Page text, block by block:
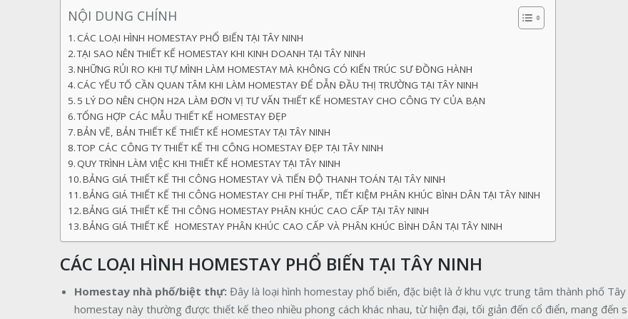
NỘI DUNG CHÍNH
CÁC LOẠI HÌNH HOMESTAY PHỔ BIẾN TẠI TÂY NINH
TẠI SAO NÊN THIẾT KẾ HOMESTAY KHI KINH DOANH TẠI TÂY NINH
NHỮNG RỦI RO KHI TỰ MÌNH LÀM HOMESTAY MÀ KHÔNG CÓ KIẾN TRÚC SƯ ĐỒNG HÀNH
CÁC YẾU TỐ CẦN QUAN TÂM KHI LÀM HOMESTAY ĐỂ DẪN ĐẦU THỊ TRƯỜNG TẠI TÂY NINH
5 LÝ DO NÊN CHỌN H2A LÀM ĐƠN VỊ TƯ VẤN THIẾT KẾ HOMESTAY CHO CÔNG TY CỦA BẠN
TỔNG HỢP CÁC MẪU THIẾT KẾ HOMESTAY ĐẸP
BẢN VẼ, BẢN THIẾT KẾ THIẾT KẾ HOMESTAY TẠI TÂY NINH
TOP CÁC CÔNG TY THIẾT KẾ THI CÔNG HOMESTAY ĐẸP TẠI TÂY NINH
QUY TRÌNH LÀM VIỆC KHI THIẾT KẾ HOMESTAY TẠI TÂY NINH
BẢNG GIÁ THIẾT KẾ THI CÔNG HOMESTAY VÀ TIẾN ĐỘ THANH TOÁN TẠI TÂY NINH
BẢNG GIÁ THIẾT KẾ THI CÔNG HOMESTAY CHI PHÍ THẤP, TIẾT KIỆM PHÂN KHÚC BÌNH DÂN TẠI TÂY NINH
BẢNG GIÁ THIẾT KẾ THI CÔNG HOMESTAY PHÂN KHÚC CAO CẤP TẠI TÂY NINH
BẢNG GIÁ THIẾT KẾ HOMESTAY PHÂN KHÚC CAO CẤP VÀ PHÂN KHÚC BÌNH DÂN TẠI TÂY NINH
CÁC LOẠI HÌNH HOMESTAY PHỔ BIẾN TẠI TÂY NINH
Homestay nhà phố/biệt thự: Đây là loại hình homestay phổ biến, đặc biệt là ở khu vực trung tâm thành phố Tây
homestay này thường được thiết kế theo nhiều phong cách khác nhau, từ hiện đại, tối giản đến cổ điển, mang đến